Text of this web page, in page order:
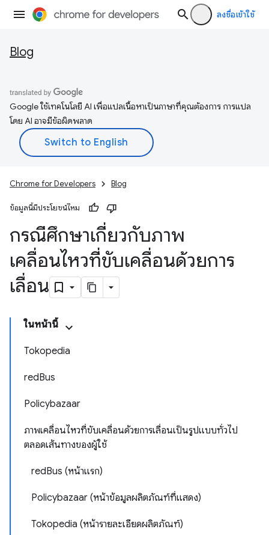
ลงชื่อเข้าใช้
Blog
Google ใช้เทคโนโลยี AI เพื่อแปลเนื้อหาเป็นภาษาที่คุณต้องการ การแปล
โดย AI อาจมีข้อผิดพลาด
Chrome for Developers Blog
ข้อมูลนี้มีประโยชน์ไหม
กรณีศึกษาเกี่ยวกับภาพ
เคลื่อนไหวที่ขับเคลื่อนด้วยการ
เลื่อน
ในหน้านี้
Tokopedia
redBus
Policybazaar
ภาพเคลื่อนไหวที่ขับเคลื่อนด้วยการเลื่อนเป็นรูปแบบทั่วไป
ตลอดเส้นทางของผู้ใช้
redBus (หน้าแรก)
Policybazaar (หน้าข้อมูลผลิตภัณฑ์ที่แสดง)
Tokopedia (หน้ารายละเอียดผลิตภัณฑ์)